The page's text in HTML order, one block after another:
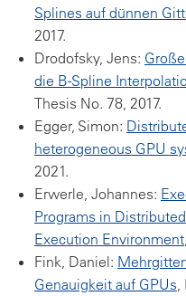
Splines auf dünnen
2017.
Drodofsky, Jens:
die B-Spline
Thesis No. 78, 2017.
Egger, Simon:
heterogeneous GPU
2021.
Erwerle, Johannes:
Programs in
Execution Environment
Fink, Daniel:
Genauigkeit auf GPUs,